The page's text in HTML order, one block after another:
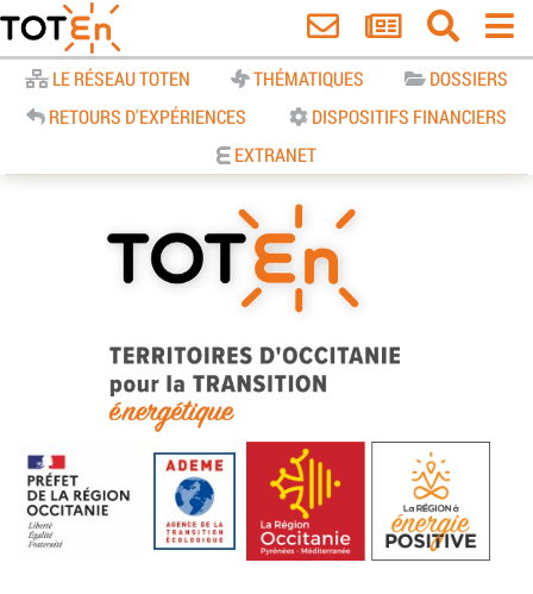
LE RÉSEAU TOTEN THÉMATIQUES
DOSSIERS
RETOURS D'EXPÉRIENCES
DISPOSITIFS FINANCIERS
EXTRANET
TOTEn Occitanie | Territoires
d’Occitanie pour la Transition
Energétique